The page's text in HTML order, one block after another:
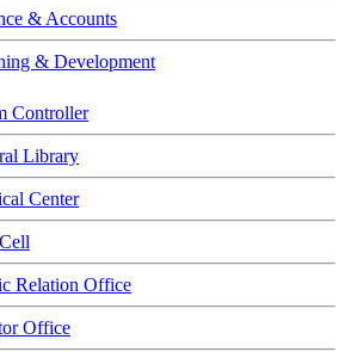
& Accounts
& Development
Controller
Library
Center
Relation Office
Office